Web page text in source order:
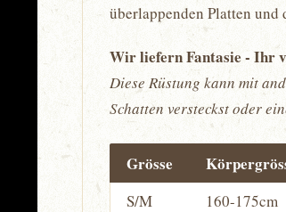
überlappenden Platten
Wir liefern Fantasie - Ihr
Diese Rüstung kann mit
Schatten versteckst oder
Grösse
S/M 160-175cm